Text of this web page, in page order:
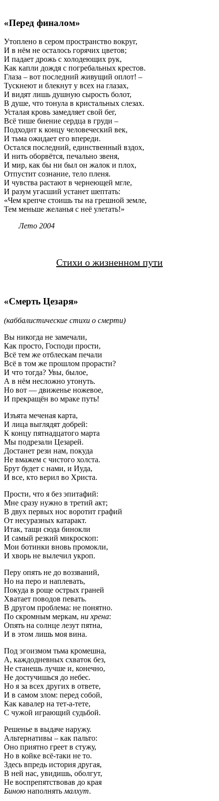
«Перед финалом»
Утоплено в сером пространство вокруг,
И в нём не осталось горячих цветов;
И падает дрожь с холодеющих рук,
Как капли дождя с погребальных крестов.
Глаза – вот последний живущий оплот! –
Тускнеют и блекнут у всех на глазах,
И видят лишь душную сырость болот,
В душе, что тонула в кристальных слезах.
Усталая кровь замедляет свой бег,
Всё тише биение сердца в груди –
Подходит к концу человеческий век,
И тьма ожидает его впереди.
Остался последний, единственный вздох,
И нить оборвётся, печально звеня,
И мир, как бы ни был он жалок и плох,
Отпустит сознание, тело пленя.
И чувства растают в чернеющей мгле,
И разум угасший устанет шептать:
«Чем крепче стоишь ты на грешной земле,
Тем меньше желанья с неё улетать!»
Лето 2004
Стихи о жизненном пути
«Смерть Цезаря»
(каббалистические стихи о смерти)
Вы никогда не замечали,
Как просто, Господи прости,
Всё тем же отблескам печали
Всё в том же прошлом прорасти?
И что тогда? Увы, былое,
А в нём несложно утонуть.
Но вот — движенье ножевое,
И прекращён во мраке путь!
Изъята меченая карта,
И лица выглядят добрей:
К концу пятнадцатого марта
Мы подрезали Цезарей.
Достанет рези нам, покуда
Не вмажем с чистого холста.
Брут будет с нами, и Иуда,
И все, кто верил во Христа.
Прости, что я без эпитафий:
Мне сразу нужно в третий акт;
В двух первых нос воротит графий
От несуразных катаракт.
Итак, тащи сюда бинокли
И самый резкий микроскоп:
Мои ботинки вновь промокли,
И хворь не вылечил укроп.
Перу опять не до воззваний,
Но на перо и наплевать,
Покуда в роще острых граней
Хватает поводов певать.
В другом проблема: не понятно.
По скромным меркам, ни хрена:
Опять на солнце лезут пятна,
И в этом лишь моя вина.
Под эгоизмом тьма кромешна,
А, каждодневных схваток без,
Не станешь лучше и, конечно,
Не достучишься до небес.
Но я за всех других в ответе,
И в самом злом: перед собой,
Как кавалер на тет-а-тете,
С чужой играющий судьбой.
Решенье в выдаче наружу.
Альтернативы – как пальто:
Оно приятно греет в стужу,
Но в койке всё-таки не то.
Здесь впредь история другая,
В ней нас, увидишь, оболгут,
Не воспрепятствовав до края
Биною наполнять малхут.